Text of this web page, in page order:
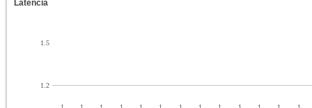
Latencia
1.2
1.5